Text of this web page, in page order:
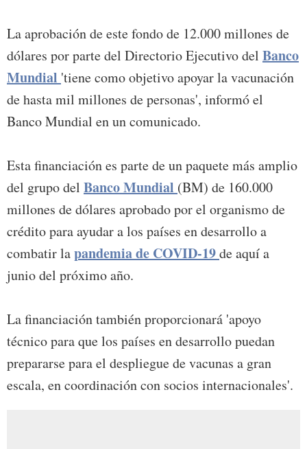
La aprobación de este fondo de 12.000 millones de
dólares por parte del Directorio Ejecutivo del Banco
Mundial 'tiene como objetivo apoyar la vacunación
de hasta mil millones de personas', informó el
Banco Mundial en un comunicado.
Esta financiación es parte de un paquete más amplio
del grupo del Banco Mundial (BM) de 160.000
millones de dólares aprobado por el organismo de
crédito para ayudar a los países en desarrollo a
combatir lapandemia de COVID-19de aquí a
junio del próximo año.
La financiación también proporcionará 'apoyo
técnico para que los países en desarrollo puedan
prepararse para el despliegue de vacunas a gran
escala, en coordinación con socios internacionales'.